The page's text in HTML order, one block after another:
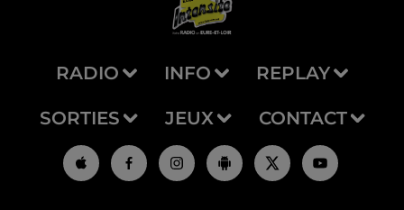
RADIO INFO REPLAY
SORTIES JEUX CONTACT